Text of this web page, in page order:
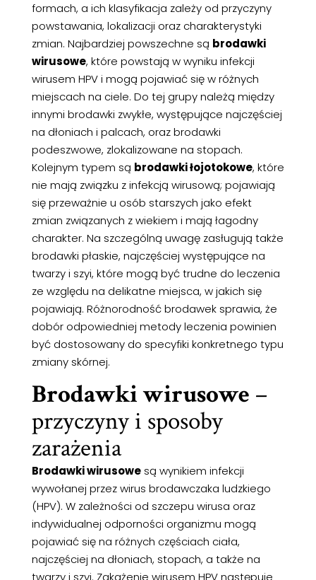
formach, a ich klasyfikacja zależy od przyczyny
powstawania, lokalizacji oraz charakterystyki
zmian. Najbardziej powszechne są brodawki
wirusowe, które powstają w wyniku infekcji
wirusem HPV i mogą pojawiać się w różnych
miejscach na ciele. Do tej grupy należą między
innymi brodawki zwykłe, występujące najczęściej
na dłoniach i palcach, oraz brodawki
podeszwowe, zlokalizowane na stopach.
Kolejnym typem są brodawki łojotokowe, które
nie mają związku z infekcją wirusową; pojawiają
się przeważnie u osób starszych jako efekt
zmian związanych z wiekiem i mają łagodny
charakter. Na szczególną uwagę zasługują także
brodawki płaskie, najczęściej występujące na
twarzy i szyi, które mogą być trudne do leczenia
ze względu na delikatne miejsca, w jakich się
pojawiają. Różnorodność brodawek sprawia, że
dobór odpowiedniej metody leczenia powinien
być dostosowany do specyfiki konkretnego typu
zmiany skórnej.
Brodawki wirusowe –
przyczyny i sposoby
zarażenia
Brodawki wirusowesą wynikiem infekcji
wywołanej przez wirus brodawczaka ludzkiego
(HPV). W zależności od szczepu wirusa oraz
indywidualnej odporności organizmu mogą
pojawiać się na różnych częściach ciała,
najczęściej na dłoniach, stopach, a także na
twarzy i szyi. Zakażenie wirusem HPV następuje